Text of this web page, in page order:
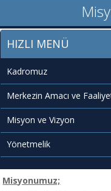
HIZLI MENÜ
Kadromuz
Merkezin Amacı ve
Misyon ve Vizyon
Yönetmelik
Misyonumuz;